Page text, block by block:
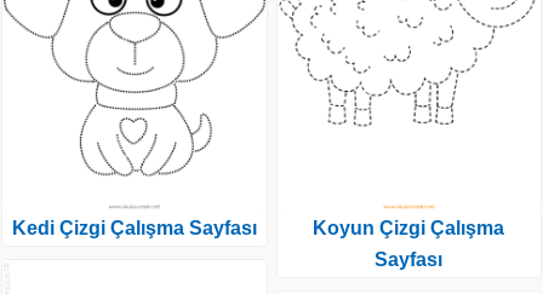
Kedi Çizgi Çalışma Sayfası
Koyun Çizgi Çalışma
Sayfası